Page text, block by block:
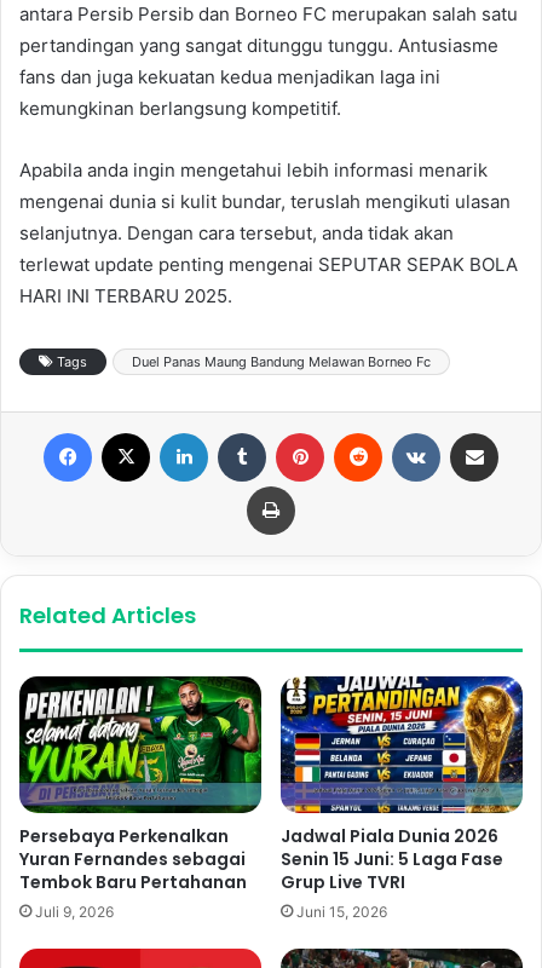
antara Persib Persib dan Borneo FC merupakan salah satu
pertandingan yang sangat ditunggu tunggu. Antusiasme
fans dan juga kekuatan kedua menjadikan laga ini
kemungkinan berlangsung kompetitif.
Apabila anda ingin mengetahui lebih informasi menarik
mengenai dunia si kulit bundar, teruslah mengikuti ulasan
selanjutnya. Dengan cara tersebut, anda tidak akan
terlewat update penting mengenai SEPUTAR SEPAK BOLA
HARI INI TERBARU 2025.
Tags Duel Panas Maung Bandung Melawan Borneo Fc
Print
Related Articles
Persebaya Perkenalkan
Yuran Fernandes sebagai
Tembok Baru Pertahanan
Juli 9, 2026
Jadwal Piala Dunia 2026
Senin 15 Juni: 5 Laga Fase
Grup Live TVRI
Juni 15, 2026